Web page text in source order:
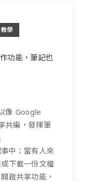
學
功能，筆記也
像 Google
共編，發揮筆
中；當有人來
下載一份文檔
啟共享功能，